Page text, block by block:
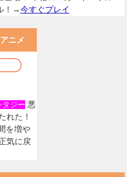
！→今すぐプレイ
ニメ
タジー 悪
れた！
を増や
気に戻